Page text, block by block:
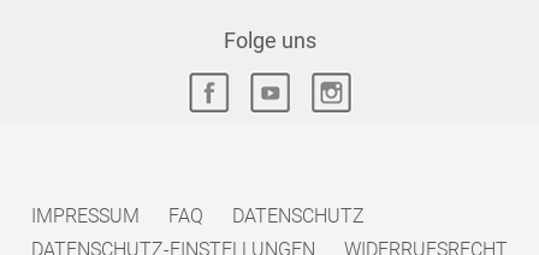
Folge uns
IMPRESSUM FAQ
DATENSCHUTZ
DATENSCHUTZ-EINSTELLUNGEN
WIDERRUFSRECHT